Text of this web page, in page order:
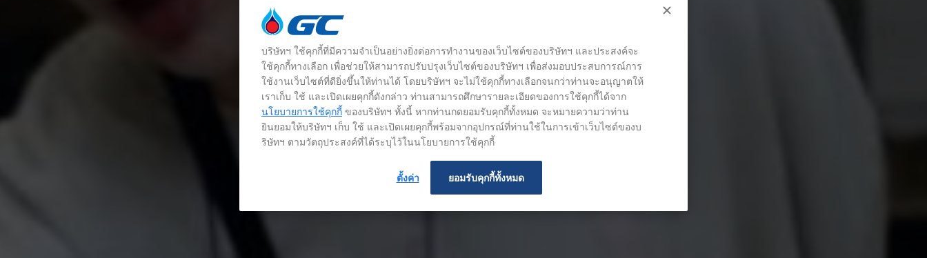
บริษัทฯ ใช้คุกกี้ที่มีความจำเป็นอย่างยิ่งต่อการทำงานของเว็บไซต์ของบริษัทฯ และประสงค์จะ
ใช้คุกกี้ทางเลือก เพื่อช่วยให้สามารถปรับปรุงเว็บไซต์ของบริษัทฯ เพื่อส่งมอบประสบการณ์การ
ใช้งานเว็บไซต์ที่ดียิ่งขึ้นให้ท่านได้ โดยบริษัทฯ จะไม่ใช้คุกกี้ทางเลือกจนกว่าท่านจะอนุญาตให้
เราเก็บ ใช้ และเปิดเผยคุกกี้ดังกล่าว ท่านสามารถศึกษารายละเอียดของการใช้คุกกี้ได้จาก
นโยบายการใช้คุกกี้ ของบริษัทฯ ทั้งนี้ หากท่านกดยอมรับคุกกี้ทั้งหมด จะหมายความว่าท่าน
ยินยอมให้บริษัทฯ เก็บ ใช้ และเปิดเผยคุกกี้พร้อมจากอุปกรณ์ที่ท่านใช้ในการเข้าเว็บไซต์ของบ
ริษัทฯ ตามวัตถุประสงค์ที่ได้ระบุไว้ในนโยบายการใช้คุกกี้
ตั้งค่า ยอมรับคุกกี้ทั้งหมด